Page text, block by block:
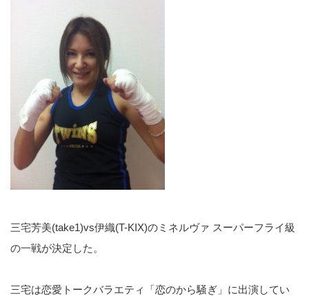
三宅芳美(take1)vs伊織(T-KIX)のミネルヴァ スーパーフライ級
の一戦が決定した。
三宅は恋愛トークバラエティ「恋のから騒ぎ」に出演してい